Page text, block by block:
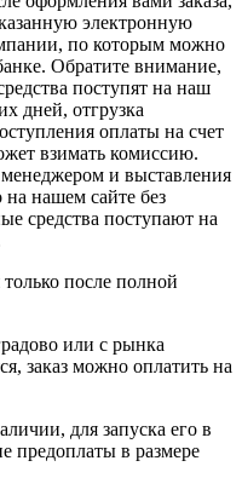
электронную
по которым можно
Обратите внимание,
поступят на наш
дней, отгрузка
оплаты на счет
взимать комиссию.
и выставления
на нашем сайте без
средства поступают на
только после полной
или с рынка
заказ можно оплатить на
для запуска его в
предоплаты в размере